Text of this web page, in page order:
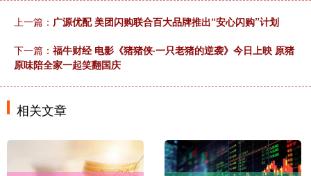
上一篇： 广源优配 美团闪购联合百大品牌推出“安心闪购”计划
下一篇： 福牛财经 电影《猪猪侠·一只老猪的逆袭》今日上映 原猪
原味陪全家一起笑翻国庆
相关文章